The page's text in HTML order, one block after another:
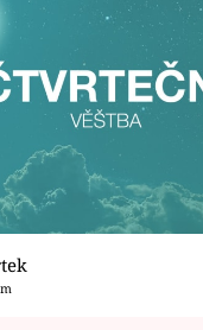
Karlovy Vary